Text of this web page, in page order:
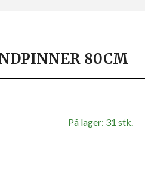
80CM
På lager: 31 stk.